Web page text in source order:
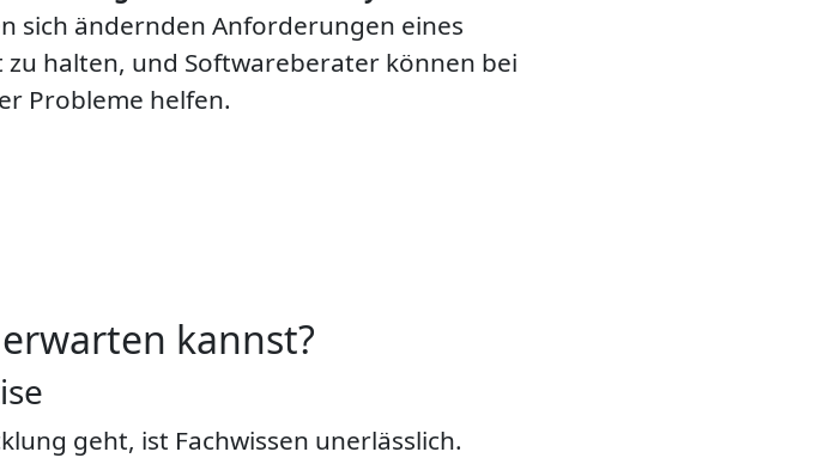
sich ändernden Anforderungen eines
halten, und Softwareberater können bei
Probleme helfen.
kannst?
geht, ist Fachwissen unerlässlich.